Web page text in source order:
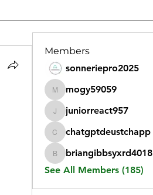
Members
sonneriepro2025
mogy59059
mogy59059
juniorreact957
juniorreact957
chatgptdeustchapp
chatgptdeustchapp
briangibbsyxrd4018
briangibbsyxrd4018
See All Members (185)